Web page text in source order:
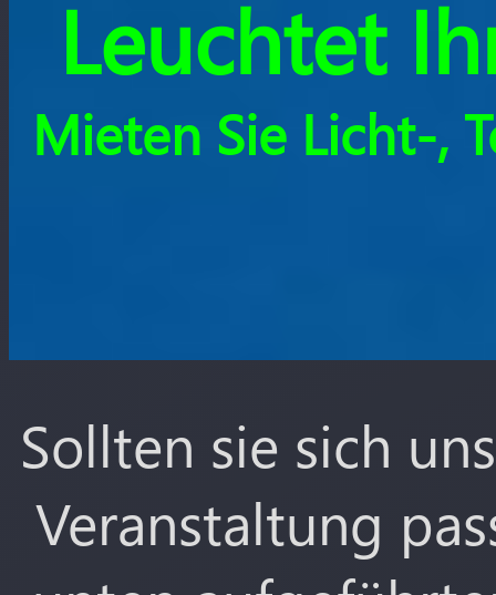
Leuchtet
Mieten Sie Licht-,
Sollten sie sich
Veranstaltung